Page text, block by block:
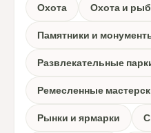
Охота Охота и
Памятники и
Развлекательные
Ремесленные
Рынки и ярмарки